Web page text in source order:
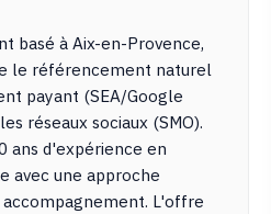
basé à Aix-en-Provence,
le référencement naturel
payant (SEA/Google
réseaux sociaux (SMO).
ans d'expérience en
avec une approche
L'offre